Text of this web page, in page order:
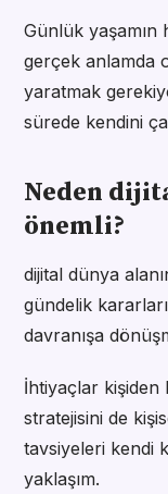
Günlük yaşamın
gerçek anlamda
yaratmak
sürede kendini
Neden
önemli?
dijital dünya
gündelik
davranışa
İhtiyaçlar kişiden
stratejisini de
tavsiyeleri kendi
yaklaşım.